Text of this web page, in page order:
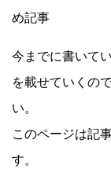
め記事
今までに書いて
を載せていくの
い。
このページは記
す。